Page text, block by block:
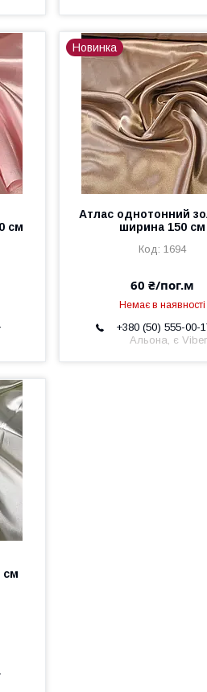
см
Новинка
Атлас однотонний
ширина 150 см
1694
60 ₴/пог.м
Немає в наявності
+380 (50) 555-00-
Альона, є Viber
см